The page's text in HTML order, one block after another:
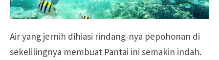
Air yang jernih dihiasi rindang-nya pepohonan di
sekelilingnya membuat Pantai ini semakin indah.